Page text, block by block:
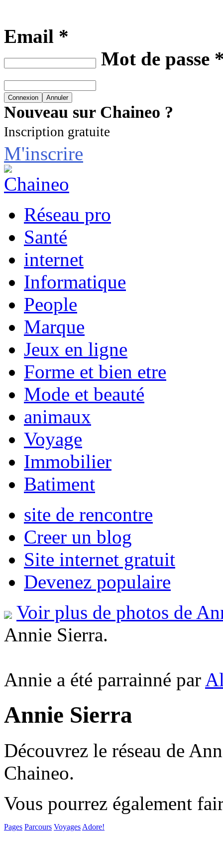
Email *
Mot de passe
Nouveau sur Chaineo ?
Inscription gratuite
M'inscrire
Réseau pro
Santé
internet
Informatique
People
Marque
Jeux en ligne
Forme et bien etre
Mode et beauté
animaux
Voyage
Immobilier
Batiment
site de rencontre
Creer un blog
Site internet gratuit
Devenez populaire
Voir plus de photos de
Annie Sierra.
Annie a été parrainné par
Annie Sierra
Découvrez le réseau de
Chaineo.
Vous pourrez également
Pages Parcours Voyages Adore!